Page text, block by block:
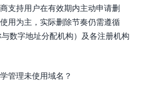
支持用户在有效期内主动申请删
用为主，实际删除节奏仍需遵循
数字地址分配机构）及各注册机构
管理未使用域名？